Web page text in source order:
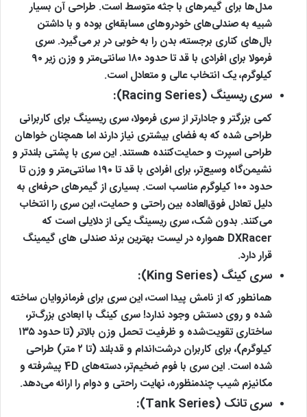
مدل‌ها برای گیمرهای با جثه متوسط است. طراحی آن بسیار
شبیه به صندلی‌های خودروهای مسابقه‌ای بوده و با داشتن
بال‌های کناری برجسته، بدن را به خوبی در بر می‌گیرد. سری
فرمولا برای افرادی با قد تا حدود ۱۸۰ سانتی‌متر و وزن زیر ۹۰
کیلوگرم، یک انتخاب عالی و متعادل است.
سری ریسینگ (Racing Series):
کمی بزرگتر و جادارتر از سری فرمولا، سری ریسینگ برای کاربرانی
طراحی شده که به فضای بیشتری نیاز دارند اما همچنان خواهان
طراحی اسپرت و حمایت‌کننده هستند. این سری با پشتی بلندتر و
نشیمن‌گاه وسیع‌تر، برای افرادی با قد تا ۱۹۰ سانتی‌متر و وزن تا
حدود ۱۰۰ کیلوگرم مناسب است. بسیاری از گیمرهای حرفه‌ای به
دلیل تعادل فوق‌العاده بین راحتی و حمایت، این سری را انتخاب
می‌کنند. بدون شک، سری ریسینگ یکی از دلایلی است که
DXRacer همواره در لیست بهترین برند صندلی های گیمینگ
قرار دارد.
سری کینگ (King Series):
همانطور که از نامش پیدا است، این سری برای فرمانروایان ساخته
شده و روی دستش وجود ندارد! سری کینگ با ابعادی بزرگ‌تر،
ساختاری تقویت‌شده و ظرفیت تحمل وزن بالاتر (تا حدود ۱۳۵
کیلوگرم)، برای کاربران درشت‌اندام و قدبلند (تا ۲ متر) طراحی
شده است. این سری با فوم ضخیم‌تر، دسته‌های 4D پیشرفته و
مکانیزم شیب چندمنظوره، نهایت راحتی و دوام را ارائه می‌دهد.
سری تانک (Tank Series):